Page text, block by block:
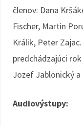
členov: Dana
Fischer, Martin
Králik, Peter
predchádzajúci
Jozef Jablonický a
Audiovýstupy: